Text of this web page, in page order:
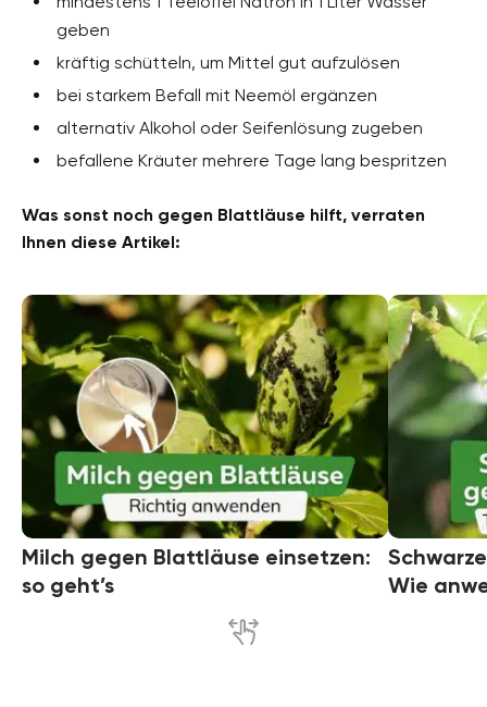
geben
kräftig schütteln, um Mittel gut aufzulösen
bei starkem Befall mit Neemöl ergänzen
alternativ Alkohol oder Seifenlösung zugeben
befallene Kräuter mehrere Tage lang bespritzen
Was sonst noch gegen Blattläuse hilft, verraten
Ihnen diese Artikel:
Milch gegen Blattläuse einsetzen:
so geht’s
Wie